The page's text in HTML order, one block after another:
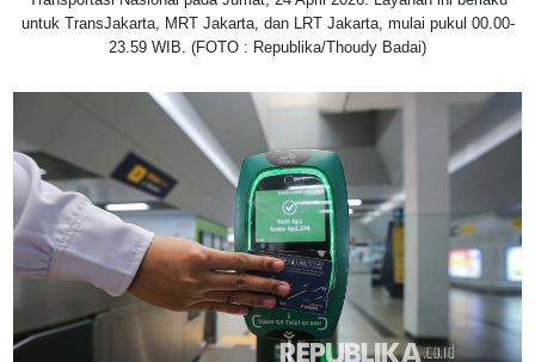
untuk TransJakarta, MRT Jakarta, dan LRT Jakarta, mulai pukul 00.00-
23.59 WIB. (FOTO : Republika/Thoudy Badai)